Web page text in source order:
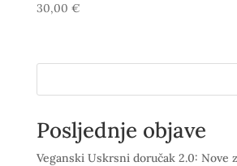
30,00 €
Posljednje objave
Veganski Uskrsni doručak 2.0: Nove